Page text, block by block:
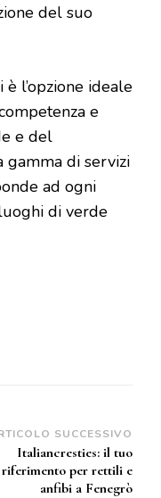
del suo
l’opzione ideale
e
e del
gamma di servizi
ad ogni
di verde
SUCCESSIVO
Italiancresties: il tuo
riferimento per rettili e
anfibi a Fenegrò